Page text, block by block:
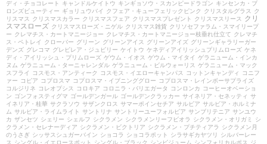
ディ・チョコレート
キャンドルケイトウ キンギョソウ・スカンピードラゴン キンセンカ・ブ
ロンズビューティー ギョリュウバイ クフェア・キューフェリックピンク クリスタルグラス
ク
リスマス
クリスマスカラー クリスマスフェア クリスマスプレゼント クリスマスリース
クリ
スマスローズ クリスマスローズ・ニゲル クリスマス雑貨 クリソセファラム・スマイリープ
ー クレマチス・カートマニージョー クレマチス・カートマニージョー枝垂れ仕立て クレマチ
ス・ペトレイ
クローバー グリーン グリーンアイス グリーンアイズ グリーンギャラリーガー
デンズ グレコマ グレビレア・ジュビリー ケイトウ ケネディアイリッシュプリムローズ ケネ
ディ・アイリッシュ・プリムローズ ゲウム・イオス ゲウム・マイタイ ゲラニューム・インカ
ヌム ゲラニューム・ターニャレンダル ゲラニューム・ビルウォーリス ゲラニューム・マック
スフライ
コスモス・アンティーク コスモス・イエローキャンパス コットンキャンディ
コニフ
ァー
コピア コプロスマ コプロスマ・イブニンググロー
コプロスマ・レインボーサプライズ
コルジリネ
コレオプシス コロキア コロニラ・バリエガータ コンロンカ
コーヒーオベーショ
ン ゴンフォスティグマ ゴールデンガール ゴールデンクラッカー サイネリア・セネッティ サ
イネリア・桂華 サクラソウ サザンクロス サマーポインセチア サルビア サルビア・ホルミナ
ム サルビア・ライムライト サントリナ サントリーユーフォルビア サンブリテニア サンユウ
カ ザンセツ シェリー シェルフ シクラメン シクラメンリーフビオラ シクラメン・オリガミ
シ
クラメン・セレナーディア シクラメン・ビクトリア シクラメン・プチティアラ
シクラメン月
のうさぎ シッサスシュガーバイン ショコラ ショコラポット シラサギカヤツリ
シルバーレー
ス
シングル・イエロースポット シングル・ブラック シンビジューム シンフォリカルポス
ジ